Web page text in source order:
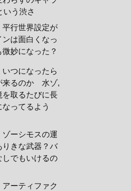
いう渋さ
平行世界設定が
は面白くなっ
妙になった？
いつになったら
来るのか 水ゾ,
を取るたびに長
ってるよう
ゾーシモスの運
りきな武器？バ
しでもいけるの
アーティファク